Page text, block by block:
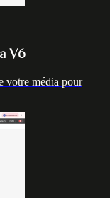
V6
votre média pour